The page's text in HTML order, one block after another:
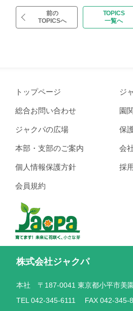
前の
TOPICSへ
TOPICS
一覧へ
トップページ
総合お問い合わせ
ジャクパの広場
本部・支部のご案内
個人情報保護方針
会員規約
ジ
園
保
会
採
株式会社ジャクパ
本社 〒187-0041 東京都小平市美
TEL 042-345-6111 FAX 042-345-